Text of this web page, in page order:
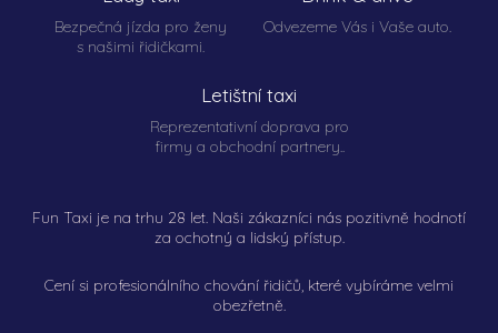
Bezpečná jízda pro ženy
s našimi řidičkami.
Odvezeme Vás i Vaše auto.
Letištní taxi
Reprezentativní doprava pro
firmy a obchodní partnery..
Fun Taxi je na trhu 28 let. Naši zákazníci nás pozitivně hodnotí
za ochotný a lidský přístup.
Cení si profesionálního chování řidičů, které vybíráme velmi
obezřetně.